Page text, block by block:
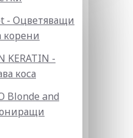
- Оцветяващи
корени
KERATIN -
коса
Blonde and